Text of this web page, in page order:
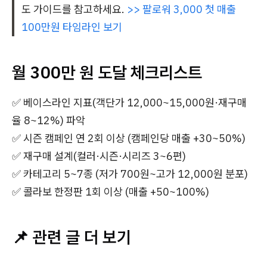
도 가이드를 참고하세요. >> 팔로워 3,000 첫 매출
100만원 타임라인 보기
월 300만 원 도달 체크리스트
✅ 베이스라인 지표(객단가 12,000~15,000원·재구매
율 8~12%) 파악
✅ 시즌 캠페인 연 2회 이상 (캠페인당 매출 +30~50%)
✅ 재구매 설계(컬러·시즌·시리즈 3~6편)
✅ 카테고리 5~7종 (저가 700원~고가 12,000원 분포)
✅ 콜라보 한정판 1회 이상 (매출 +50~100%)
📌 관련 글 더 보기